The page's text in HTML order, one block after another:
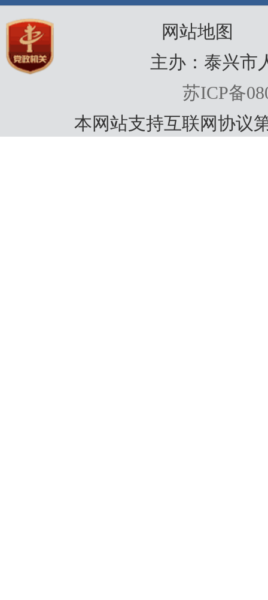
动
网站地图
主办：泰兴市
苏ICP备
本网站支持互联网协